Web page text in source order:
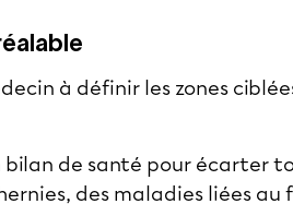
à définir les zones
bilan de santé pour écarter
des maladies liées au